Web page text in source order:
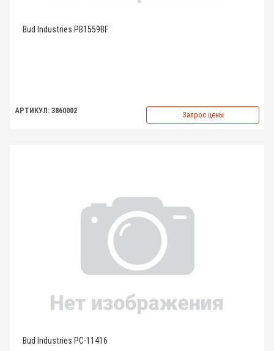
Bud Industries PB1559BF
АРТИКУЛ: 3860002 Запрос цены
Bud Industries PC-11416